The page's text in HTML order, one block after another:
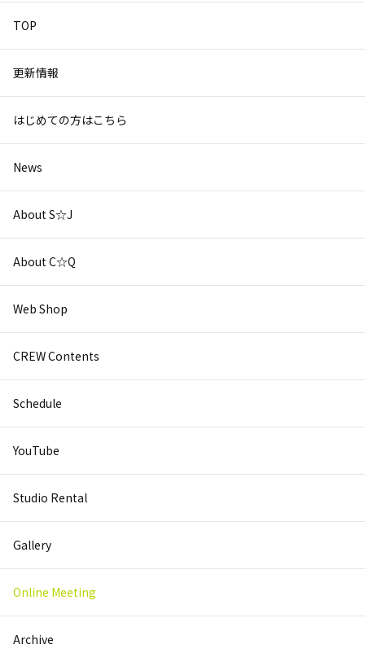
TOP
更新情報
はじめての方はこちら
News
About S☆J
About C☆Q
Web Shop
CREW Contents
Schedule
YouTube
Studio Rental
Gallery
Online Meeting
Archive